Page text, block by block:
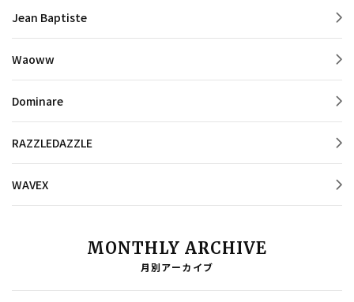
Jean Baptiste
Waoww
Dominare
RAZZLEDAZZLE
WAVEX
MONTHLY ARCHIVE
月別アーカイブ